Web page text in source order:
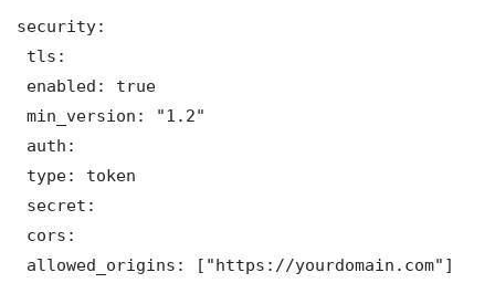
security:
tls:
enabled: true
min_version: "1.2"
auth:
type: token
secret:
cors:
allowed_origins: ["https://yourdomain.com"]